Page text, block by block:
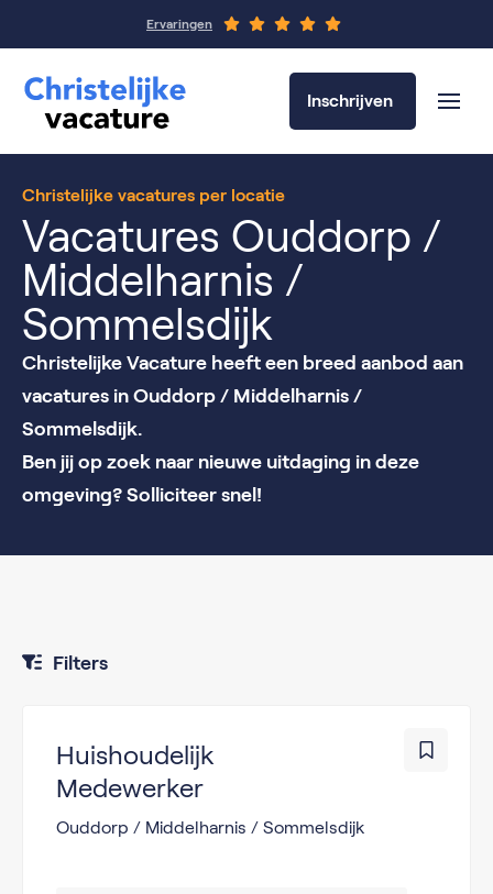
Ervaringen
Inschrijven
Christelijke vacatures per locatie
Vacatures Ouddorp /
Middelharnis /
Sommelsdijk
Christelijke Vacature heeft een breed aanbod aan
vacatures in Ouddorp / Middelharnis /
Sommelsdijk.
Ben jij op zoek naar nieuwe uitdaging in deze
omgeving? Solliciteer snel!
Filters
Huishoudelijk
Medewerker
Ouddorp / Middelharnis / Sommelsdijk